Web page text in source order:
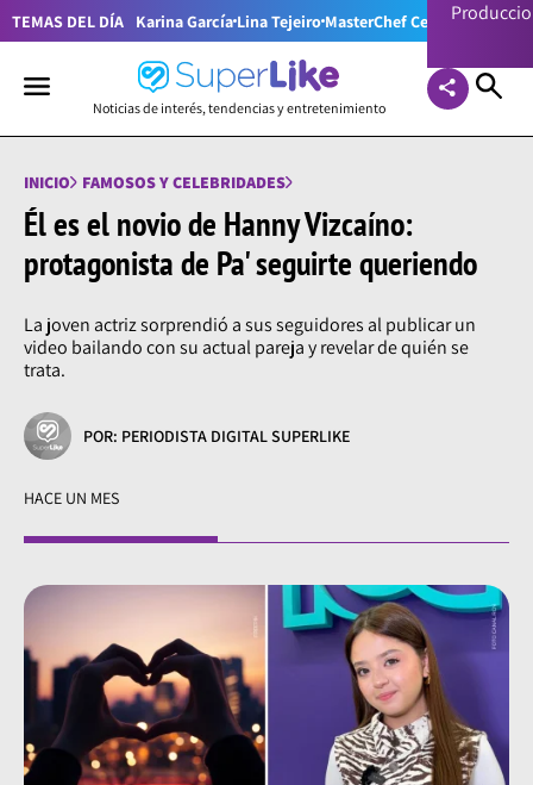
TEMAS DEL DÍA Karina García Lina Tejeiro MasterChef Celebrity
Noticias de interés, tendencias y entretenimiento
INICIO FAMOSOS Y CELEBRIDADES
Él es el novio de Hanny Vizcaíno:
protagonista de Pa' seguirte queriendo
La joven actriz sorprendió a sus seguidores al publicar un
video bailando con su actual pareja y revelar de quién se
trata.
POR: PERIODISTA DIGITAL SUPERLIKE
HACE UN MES